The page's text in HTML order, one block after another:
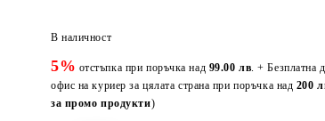
В наличност
5% отстъпка при поръчка над 99.00 лв. + Безплатна
офис на куриер за цялата страна при поръчка над 200
за промо продукти)